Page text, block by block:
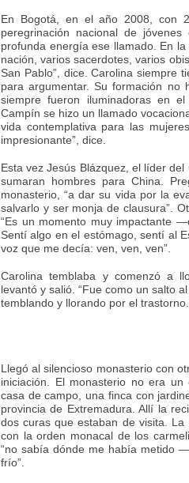
En Bogotá, en el año 2008, con
peregrinación nacional de
profunda energía ese llamado. En
nación, varios sacerdotes, varios
San Pablo”, dice. Carolina siempre
para argumentar. Su formación no
siempre fueron iluminadoras en
Campín se hizo un llamado
vida contemplativa para las
impresionante”, dice.
Esta vez Jesús Blázquez, el líder
sumaran hombres para China.
monasterio, “a dar su vida por la
salvarlo y ser monja de clausura”.
“Es un momento muy impactante
Sentí algo en el estómago, sentí al
voz que me decía: ven, ven, ven”.
Carolina temblaba y comenzó a
levantó y salió. “Fue como un salto
temblando y llorando por el trastorno.
Llegó al silencioso monasterio con
iniciación. El monasterio no era
casa de campo, una finca con
provincia de Extremadura. Allí la
dos curas que estaban de visita.
con la orden monacal de los
“no sabía dónde me había metido
frío”.